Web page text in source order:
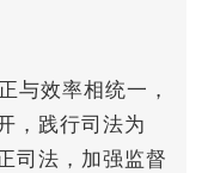
效率相统一，
，践行司法为
司法，加强监督